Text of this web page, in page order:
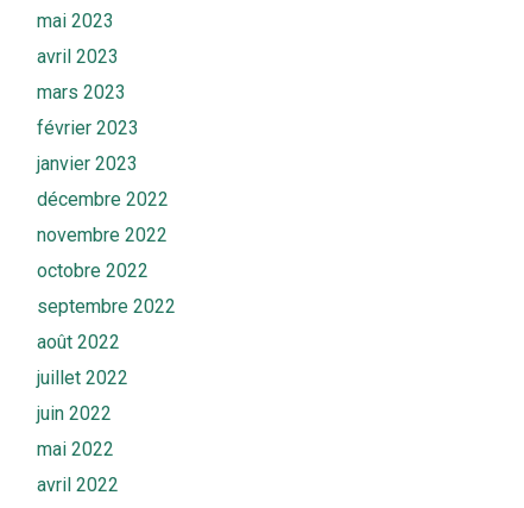
mai 2023
avril 2023
mars 2023
février 2023
janvier 2023
décembre 2022
novembre 2022
octobre 2022
septembre 2022
août 2022
juillet 2022
juin 2022
mai 2022
avril 2022